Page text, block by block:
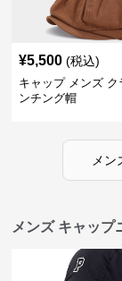
¥5,500 (税込)
キャップ メンズ ク
ンチング帽
メン
メンズ キャップ